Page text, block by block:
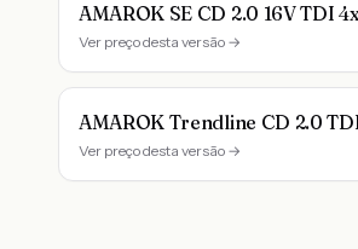
AMAROK SE CD 2.0 16V TDI
Ver preço desta versão →
AMAROK Trendline CD 2.0
Ver preço desta versão →